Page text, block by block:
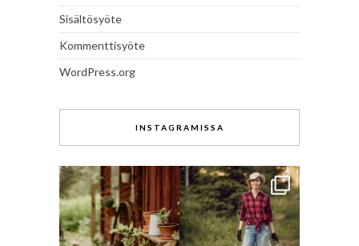
Sisältösyöte
Kommenttisyöte
WordPress.org
INSTAGRAMISSA